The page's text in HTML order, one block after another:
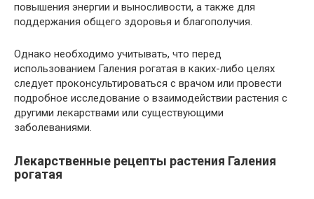
повышения энергии и выносливости, а также для
поддержания общего здоровья и благополучия.
Однако необходимо учитывать, что перед
использованием Галения рогатая в каких-либо целях
следует проконсультироваться с врачом или провести
подробное исследование о взаимодействии растения с
другими лекарствами или существующими
заболеваниями.
Лекарственные рецепты растения Галения
рогатая